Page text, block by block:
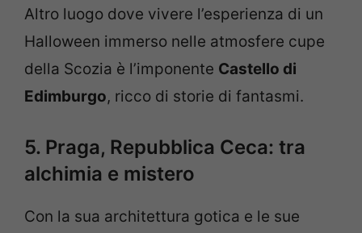
Altro luogo dove vivere l’esperienza di un
Halloween immerso nelle atmosfere cupe
della Scozia è l’imponente Castello di
Edimburgo, ricco di storie di fantasmi.
5. Praga, Repubblica Ceca: tra
alchimia e mistero
Con la sua architettura gotica e le sue